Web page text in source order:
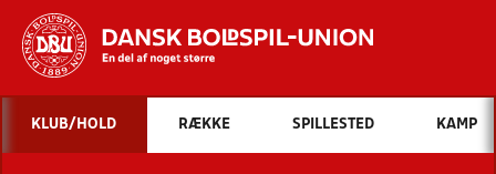
Hvad vil du søge efter?
INDHOLD OG NYHEDER
KLUB/HOLD RÆKKE SPILLESTED KAMP